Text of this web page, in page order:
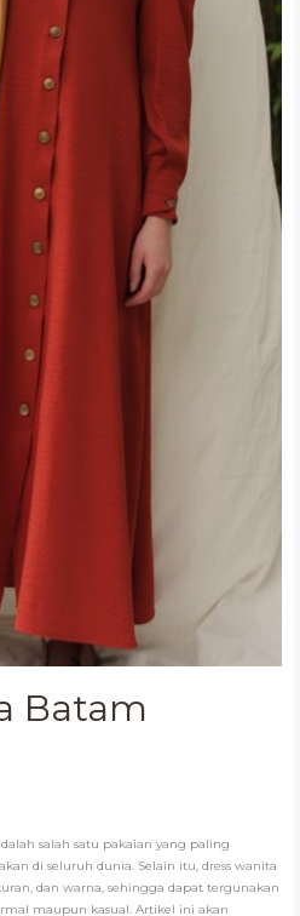
Batam
salah satu pakaian yang paling
di seluruh dunia. Selain itu, dress wanita
dan warna, sehingga dapat tergunakan
maupun kasual. Artikel ini akan